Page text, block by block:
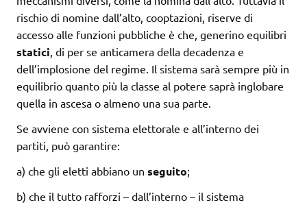
rischio di nomine dall’alto, cooptazioni, riserve di
accesso alle funzioni pubbliche è che, generino equilibri
statici, di per se anticamera della decadenza e
dell’implosione del regime. Il sistema sarà sempre più in
equilibrio quanto più la classe al potere saprà inglobare
quella in ascesa o almeno una sua parte.
Se avviene con sistema elettorale e all’interno dei
partiti, può garantire:
a) che gli eletti abbiano un seguito;
b) che il tutto rafforzi – dall’interno – il sistema